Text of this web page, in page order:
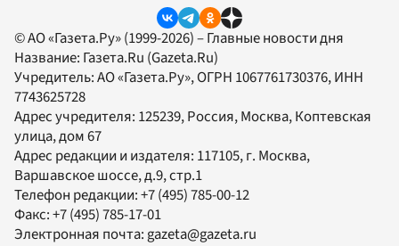
© АО «Газета.Ру» (1999-2026) – Главные новости дня
Название: Газета.Ru (Gazeta.Ru)
Учредитель:АО «Газета.Ру», ОГРН 1067761730376, ИНН
7743625728
Адрес учредителя: 125239, Россия, Москва, Коптевская
улица, дом 67
Адрес редакции и издателя: 117105, г. Москва,
Варшавское шоссе, д.9, стр.1
Телефон редакции:+7 (495) 785-00-12
Факс:+7 (495) 785-17-01
Электронная почта: gazeta@gazeta.ru